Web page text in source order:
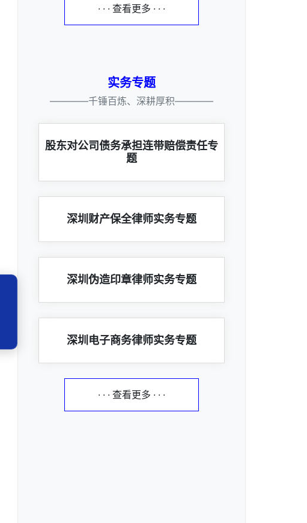
· · · 查看更多 · · ·
实务专题
————千锤百炼、深耕厚积————
股东对公司债务承担连带赔偿责任专
题
深圳财产保全律师实务专题
深圳伪造印章律师实务专题
深圳电子商务律师实务专题
· · · 查看更多 · · ·